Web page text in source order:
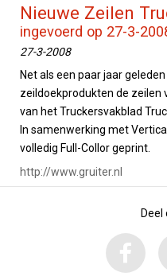
Nieuwe Zeilen
ingevoerd op 27-3-
27-3-2008
Net als een paar jaar
zeildoekprodukten de zeilen
van het Truckersvakblad
In samenwerking met
volledig Full-Collor geprint.
http://www.gruiter.nl